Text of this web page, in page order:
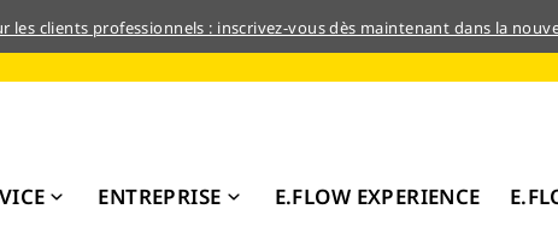
les clients professionnels : inscrivez-vous dès maintenant dans la
ENTREPRISE E.FLOW EXPERIENCE